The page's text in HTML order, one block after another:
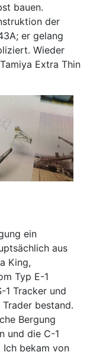
bauen.
der
er gelang
Wieder
Extra Thin
ein
aus
King,
Typ E-1
1 Tracker und
bestand.
Bergung
und die C-1
Ich bekam von